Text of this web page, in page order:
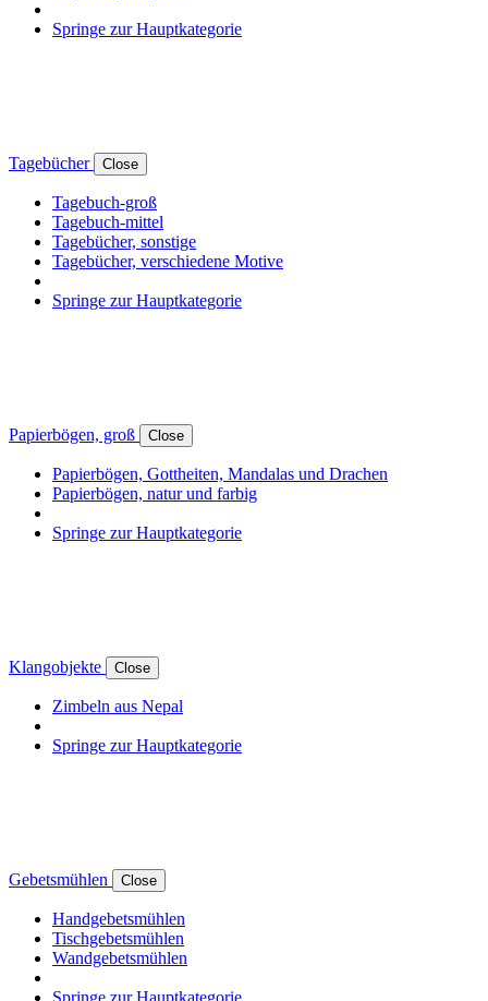
Springe zur Hauptkategorie
Tagebücher Close
Tagebuch-groß
Tagebuch-mittel
Tagebücher, sonstige
Tagebücher, verschiedene Motive
Springe zur Hauptkategorie
Papierbögen, groß Close
Papierbögen, Gottheiten, Mandalas und Drachen
Papierbögen, natur und farbig
Springe zur Hauptkategorie
Klangobjekte Close
Zimbeln aus Nepal
Springe zur Hauptkategorie
Gebetsmühlen Close
Handgebetsmühlen
Tischgebetsmühlen
Wandgebetsmühlen
Springe zur Hauptkategorie